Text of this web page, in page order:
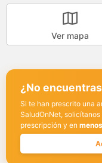
Ver mapa
¿No
Si te han prescrito una
SaludOnNet,
prescripción y en